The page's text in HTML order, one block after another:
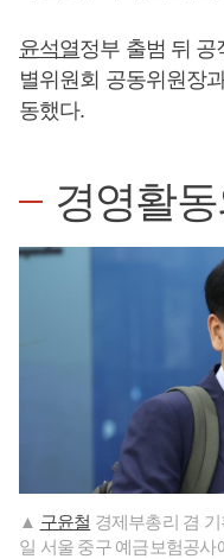
윤석열정부 출범 뒤
별위원회 공동위원장
동했다.
경영활
▲ 구윤철 경제부총리 겸
일 서울 중구 예금보험공